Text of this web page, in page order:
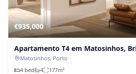
€935,000
Apartamento T4 em Matosinhos,
(Fração O)
Matosinhos, Porto
4 bed 4 177m²